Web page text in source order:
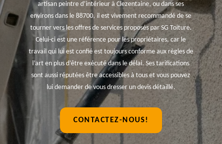
artisan peintre d’intérieur à Clezentaine, ou dans ses
environs dans le 88700, il est vivement recommandé de se
tourner vers les offres de services proposés par SG Toiture.
Celui-ci est une référence pour les propriétaires, car le
travail qui lui est confié est toujours conforme aux règles de
l’art en plus d’être exécuté dans le délai. Ses tarifications
sont aussi réputées être accessibles à tous et vous pouvez
lui demander de vous dresser un devis détaillé.
CONTACTEZ-NOUS!